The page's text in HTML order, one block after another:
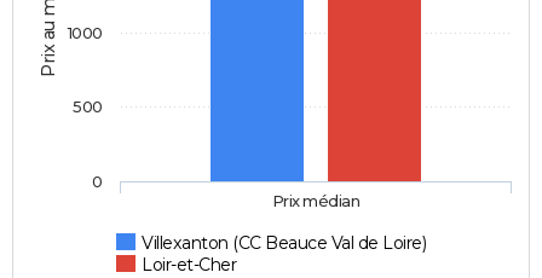
Prix au m2
Villexanton (CC Beauce Val de Loire)
Loir-et-Cher
Prix médian
0
500
1000